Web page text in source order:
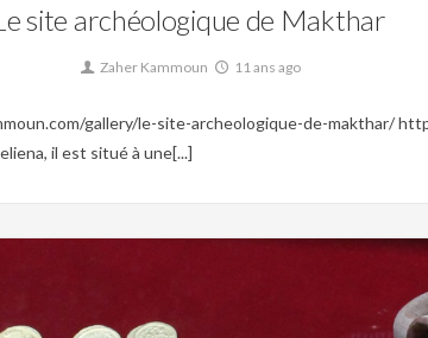
site archéologique de Makthar
Zaher Kammoun 11 ans ago
gallery/le-site-archeologique-de-makthar/
il est situé à une[...]